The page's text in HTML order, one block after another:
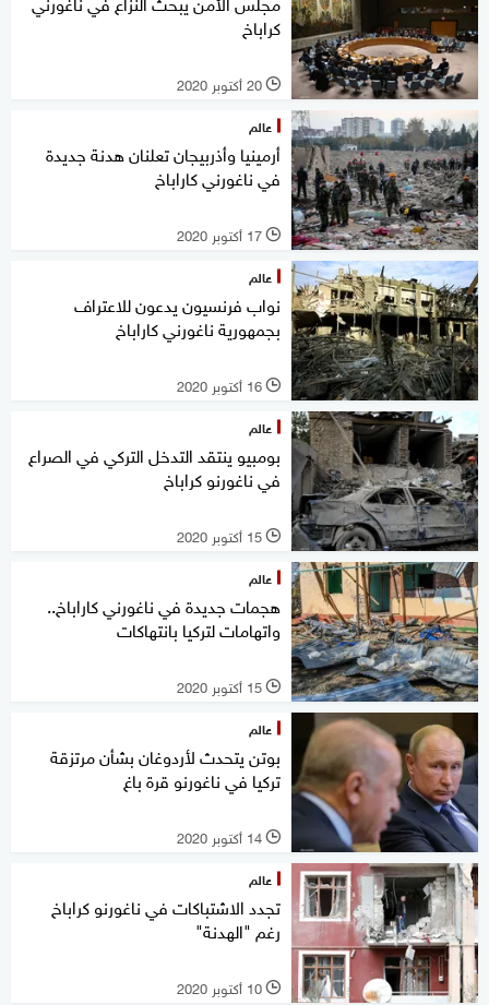
كراباخ
l 20 أكتوبر 2020
عالم
أرمينيا وأذربيجان تعلنان هدنة جديدة
في ناغورني كاراباخ
l 17 أكتوبر 2020
عالم
نواب فرنسيون يدعون للاعتراف
بجمهورية ناغورني كاراباخ
l 16 أكتوبر 2020
عالم
بومبيو ينتقد التدخل التركي في الصراع
في ناغورنو كراباخ
l 15 أكتوبر 2020
عالم
هجمات جديدة في ناغورني كاراباخ..
واتهامات لتركيا بانتهاكات
l 15 أكتوبر 2020
عالم
بوتن يتحدث لأردوغان بشأن مرتزقة
تركيا في ناغورنو قرة باغ
l 14 أكتوبر 2020
عالم
تجدد الاشتباكات في ناغورنو كراباخ
رغم "الهدنة"
l 10 أكتوبر 2020